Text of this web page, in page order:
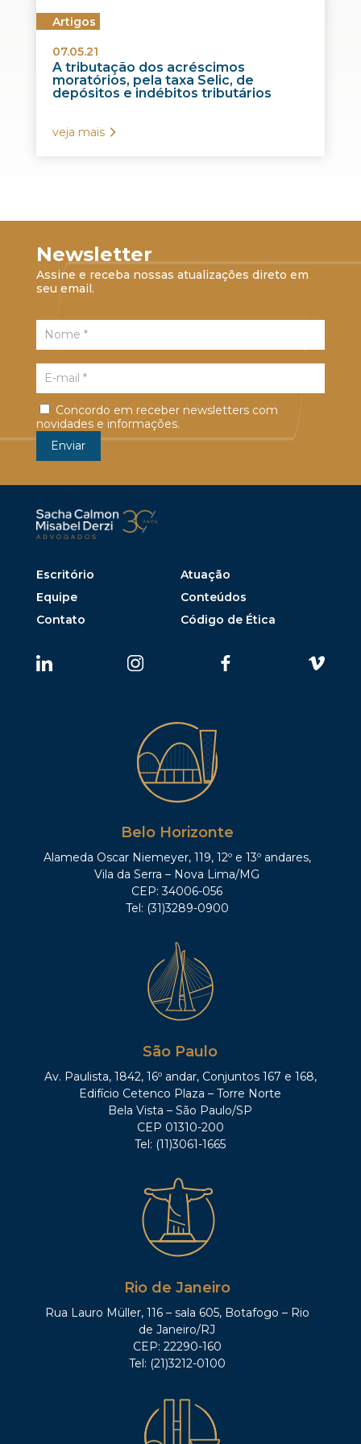
Artigos
07.05.21
A tributação dos acréscimos
moratórios, pela taxa Selic, de
depósitos e indébitos tributários
veja mais
Newsletter
Assine e receba nossas atualizações direto em
seu email.
Concordo em receber newsletters com
novidades e informações.
Escritório
Atuação
Equipe
Conteúdos
Contato
Código de Ética
Belo Horizonte
Alameda Oscar Niemeyer, 119, 12º e 13º andares,
Vila da Serra – Nova Lima/MG
CEP: 34006-056
Tel: (31)3289-0900
São Paulo
Av. Paulista, 1842, 16º andar, Conjuntos 167 e 168,
Edifício Cetenco Plaza – Torre Norte
Bela Vista – São Paulo/SP
CEP 01310-200
Tel: (11)3061-1665
Rio de Janeiro
Rua Lauro Müller, 116 – sala 605, Botafogo – Rio
de Janeiro/RJ
CEP: 22290-160
Tel: (21)3212-0100